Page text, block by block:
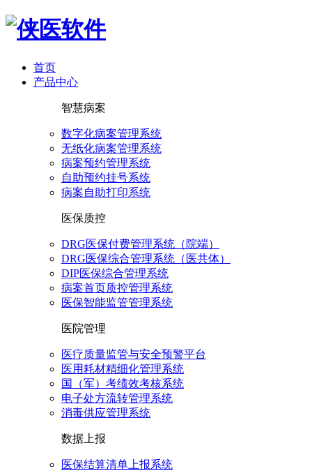
首页
产品中心
智慧病案
数字化病案管理系统
无纸化病案管理系统
病案预约管理系统
自助预约挂号系统
病案自助打印系统
医保质控
DRG医保付费管理系统（院端）
DRG医保综合管理系统（医共体）
DIP医保综合管理系统
病案首页质控管理系统
医保智能监管管理系统
医院管理
医疗质量监管与安全预警平台
医用耗材精细化管理系统
国（军）考绩效考核系统
电子处方流转管理系统
消毒供应管理系统
数据上报
医保结算清单上报系统